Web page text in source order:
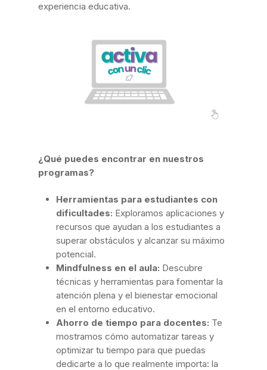
experiencia educativa.
¿Qué puedes encontrar en nuestros
programas?
Herramientas para estudiantes con
dificultades: Exploramos aplicaciones y
recursos que ayudan a los estudiantes a
superar obstáculos y alcanzar su máximo
potencial.
Mindfulness en el aula: Descubre
técnicas y herramientas para fomentar la
atención plena y el bienestar emocional
en el entorno educativo.
Ahorro de tiempo para docentes: Te
mostramos cómo automatizar tareas y
optimizar tu tiempo para que puedas
dedicarte a lo que realmente importa: la